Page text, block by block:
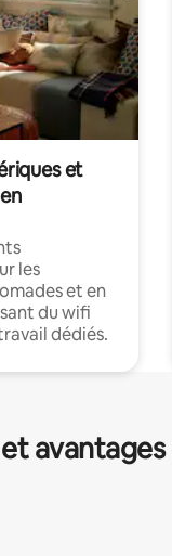
et
les
et en
du wifi
dédiés.